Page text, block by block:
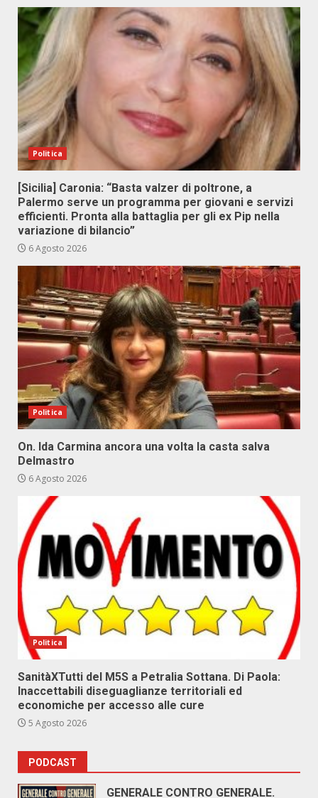
Politica
[Sicilia] Caronia: “Basta valzer di poltrone, a
Palermo serve un programma per giovani e servizi
efficienti. Pronta alla battaglia per gli ex Pip nella
variazione di bilancio”
6 Agosto 2026
Politica
On. Ida Carmina ancora una volta la casta salva
Delmastro
6 Agosto 2026
Politica
SanitàXTutti del M5S a Petralia Sottana. Di Paola:
Inaccettabili diseguaglianze territoriali ed
economiche per accesso alle cure
5 Agosto 2026
PODCAST
GENERALE CONTRO GENERALE.